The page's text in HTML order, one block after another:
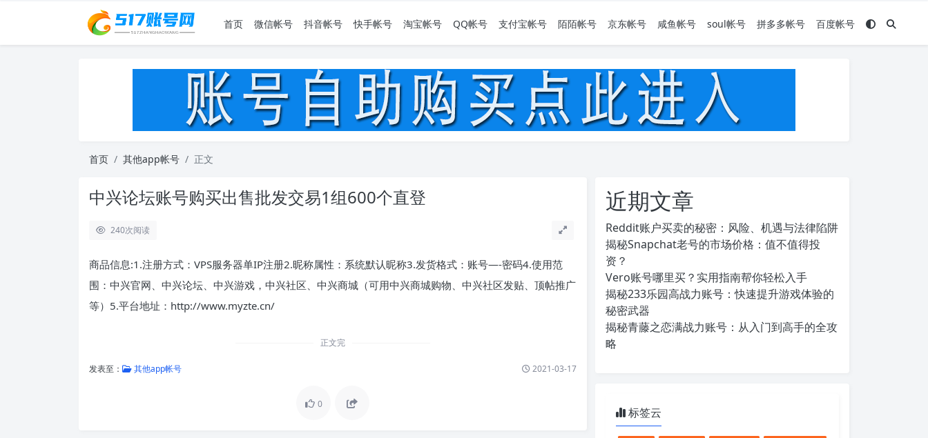
首页 微信帐号 抖音帐号 快手帐号 淘宝帐号 QQ帐号 支付宝帐号 陌陌帐号 京东帐号 咸鱼帐号 soul帐号 拼多多帐号 百度帐号
首页 其他app帐号 正文
中兴论坛账号购买出售批发交易1组600个直登
240次阅读
商品信息:1.注册方式：VPS服务器单IP注册2.昵称属性：系统默认昵称3.发货格式：账号—-密码4.使用范
围：中兴官网、中兴论坛、中兴游戏，中兴社区、中兴商城（可用中兴商城购物、中兴社区发贴、顶帖推广
等）5.平台地址：http://www.myzte.cn/
正文完
发表至： 其他app帐号 2021-03-17
0
近期文章
Reddit账户买卖的秘密：风险、机遇与法律陷阱
揭秘Snapchat老号的市场价格：值不值得投
资？
Vero账号哪里买？实用指南帮你轻松入手
揭秘233乐园高战力账号：快速提升游戏体验的
秘密武器
揭秘青藤之恋满战力账号：从入门到高手的全攻
略
标签云